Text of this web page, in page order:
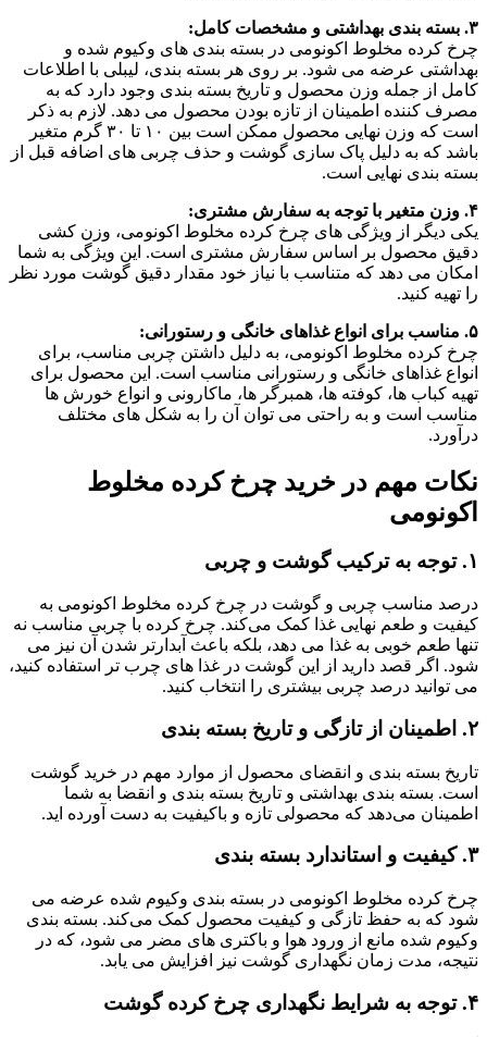
۳. بسته‌ بندی بهداشتی و مشخصات کامل:
چرخ کرده مخلوط اکونومی در بسته‌ بندی‌ های وکیوم‌ شده و
بهداشتی عرضه می‌ شود. بر روی هر بسته‌ بندی، لیبلی با اطلاعات
کامل از جمله وزن محصول و تاریخ بسته‌ بندی وجود دارد که به
مصرف‌ کننده اطمینان از تازه بودن محصول می‌ دهد. لازم به ذکر
است که وزن نهایی محصول ممکن است بین ۱۰ تا ۳۰ گرم متغیر
باشد که به دلیل پاک‌ سازی گوشت و حذف چربی‌ های اضافه قبل از
بسته‌ بندی نهایی است.
۴. وزن متغیر با توجه به سفارش مشتری:
یکی دیگر از ویژگی‌ های چرخ کرده مخلوط اکونومی، وزن‌ کشی
دقیق محصول بر اساس سفارش مشتری است. این ویژگی به شما
امکان می‌ دهد که متناسب با نیاز خود مقدار دقیق گوشت مورد نظر
را تهیه کنید.
۵. مناسب برای انواع غذاهای خانگی و رستورانی:
چرخ کرده مخلوط اکونومی، به دلیل داشتن چربی مناسب، برای
انواع غذاهای خانگی و رستورانی مناسب است. این محصول برای
تهیه کباب‌ ها، کوفته‌ ها، همبرگر ها، ماکارونی و انواع خورش‌ ها
مناسب است و به‌ راحتی می‌ توان آن را به شکل‌ های مختلف
درآورد.
نکات مهم در خرید چرخ کرده مخلوط
اکونومی
۱. توجه به ترکیب گوشت و چربی
درصد مناسب چربی و گوشت در چرخ کرده مخلوط اکونومی به
کیفیت و طعم نهایی غذا کمک می‌کند. چرخ کرده با چربی مناسب نه
تنها طعم خوبی به غذا می‌ دهد، بلکه باعث آبدارتر شدن آن نیز می‌
شود. اگر قصد دارید از این گوشت در غذا های چرب‌ تر استفاده کنید،
می‌ توانید درصد چربی بیشتری را انتخاب کنید.
۲. اطمینان از تازگی و تاریخ بسته‌ بندی
تاریخ بسته‌ بندی و انقضای محصول از موارد مهم در خرید گوشت
است. بسته‌ بندی بهداشتی و تاریخ بسته‌ بندی و انقضا به شما
اطمینان می‌دهد که محصولی تازه و باکیفیت به دست آورده‌ اید.
۳. کیفیت و استاندارد بسته‌ بندی
چرخ کرده مخلوط اکونومی در بسته‌ بندی وکیوم‌ شده عرضه می‌
شود که به حفظ تازگی و کیفیت محصول کمک می‌کند. بسته‌ بندی
وکیوم‌ شده مانع از ورود هوا و باکتری‌ های مضر می‌ شود، که در
نتیجه، مدت زمان نگهداری گوشت نیز افزایش می‌ یابد.
۴. توجه به شرایط نگهداری چرخ کرده گوشت